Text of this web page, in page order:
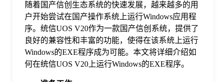
格
常
随着国产信创生态系统的快速发展，越来越多的用
户开始尝试在国产操作系统上运行Windows应用程
序。统信UOS V20作为一款国产信创系统，提供了
良好的兼容性和丰富的功能，使得在该系统上运行
Windows的EXE程序成为可能。本文将详细介绍如
何在统信UOS V20上运行Windows的EXE程序。